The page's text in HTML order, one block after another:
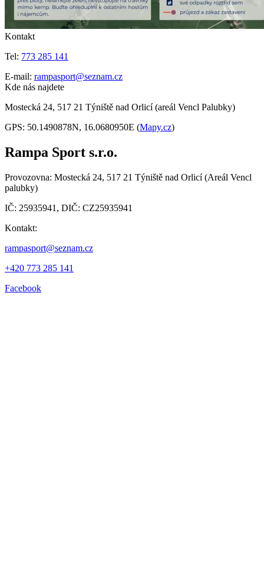
Kontakt
Tel: 773 285 141
E-mail: rampasport@seznam.cz
Kde nás najdete
Mostecká 24, 517 21 Týniště nad Orlicí (areál Vencl Palubky)
GPS: 50.1490878N, 16.0680950E (Mapy.cz)
Rampa Sport s.r.o.
Provozovna: Mostecká 24, 517 21 Týniště nad Orlicí (Areál Vencl
palubky)
IČ: 25935941, DIČ: CZ25935941
Kontakt:
rampasport@seznam.cz
+420 773 285 141
Facebook